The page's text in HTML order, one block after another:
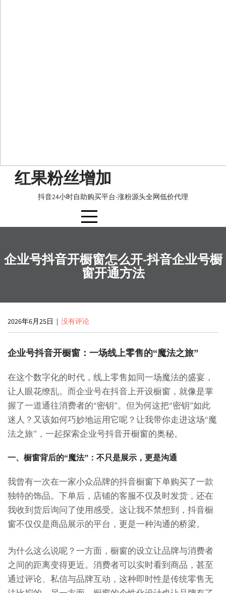
红果粉丝增加
抖音24小时自助购买平台-涨粉源头全网低价代理
企业号抖音开橱窗怎么开-抖音企业号橱
窗开通方法
2026年6月25日 | 没有评论
企业号抖音开橱窗：一场线上零售的“魔法之旅”
在这个数字化的时代，线上零售如同一场魔法的盛宴，
让人眼花缭乱。而企业号在抖音上开设橱窗，就像是掌
握了一道通往消费者的“密钥”。但为何这把“密钥”如此
迷人？又该如何巧妙地运用它呢？让我带你走进这场“魔
法之旅”，一起探索企业号抖音开橱窗的奥秘。
一、橱窗背后的“魔法”：不只是展示，更是沟通
我曾有一次在一家小众品牌的抖音橱窗下单购买了一款
独特的饰品。下单后，店铺的客服不仅及时发货，还在
我收到货后询问了使用感受。这让我不禁想到，抖音橱
窗不仅仅是商品展示的平台，更是一种沟通的桥梁。
为什么这么说呢？一方面，橱窗的设立让品牌与消费者
之间的距离变得更近。消费者可以实时看到商品，甚至
通过评论、私信与品牌互动，这种即时性是传统零售无